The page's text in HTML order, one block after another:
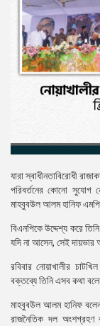
বিশেষ
প্রতিবেদন
মতামত
উন্নয়নের
প্রেস
রিলিজ
প্রকাশনা
গ্যালারি
জামায়াত
সহিংসতা
সংগঠন
যারা স্বাধীনতাবিরোধী
পরিবর্তনের কোনো সুযোগ
মাহবুবউল আলম হানিফ
বিএনপিকে উদ্দেশ্য করে
যদি না আসেন, সেই দায়ভার
রবিবার নোয়াখালীর
বক্তব্যে তিনি এসব কথা
মাহবুবউল আলম হানিফ
রাজনৈতিক দল অংশগ্রহণ